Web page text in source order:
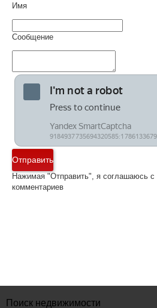
Имя
Сообщение
Отправить
Нажимая "Отправить", я соглашаюсь с
комментариев
Поиск недвижимости